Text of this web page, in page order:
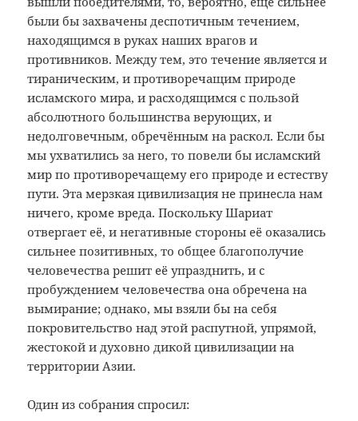
были бы захвачены деспотичным течением,
находящимся в руках наших врагов и
противников. Между тем, это течение является и
тираническим, и противоречащим природе
исламского мира, и расходящимся с пользой
абсолютного большинства верующих, и
недолговечным, обречённым на раскол. Если бы
мы ухватились за него, то повели бы исламский
мир по противоречащему его природе и естеству
пути. Эта мерзкая цивилизация не принесла нам
ничего, кроме вреда. Поскольку Шариат
отвергает её, и негативные стороны её оказались
сильнее позитивных, то общее благополучие
человечества решит её упразднить, и с
пробуждением человечества она обречена на
вымирание; однако, мы взяли бы на себя
покровительство над этой распутной, упрямой,
жестокой и духовно дикой цивилизации на
территории Азии.
Один из собрания спросил: